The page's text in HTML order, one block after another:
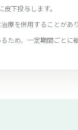
下投与します。
療を併用することがあり
ため、一定期間ごとに